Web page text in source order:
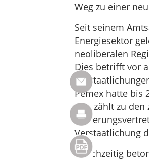
Weg zu einer
Seit seinem
Energiesektor
neoliberalen
Dies betrifft vor
Pemex hatte bis
und zählt zu den
Verstaatlichung
Gleichzeitig